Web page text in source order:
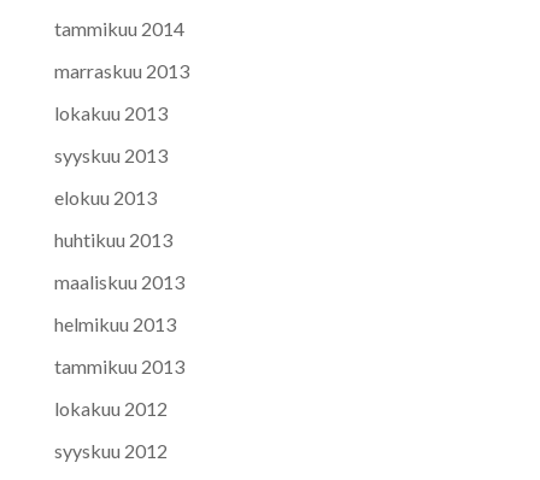
tammikuu 2014
marraskuu 2013
lokakuu 2013
syyskuu 2013
elokuu 2013
huhtikuu 2013
maaliskuu 2013
helmikuu 2013
tammikuu 2013
lokakuu 2012
syyskuu 2012